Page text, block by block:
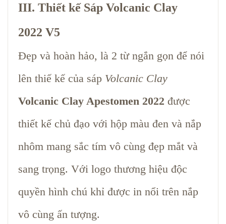
III. Thiết kế Sáp Volcanic Clay
2022 V5
Đẹp và hoàn hảo, là 2 từ ngắn gọn để nói
lên thiế kế của sáp Volcanic Clay
Volcanic Clay Apestomen 2022 được
thiết kế chủ đạo với hộp màu đen và nắp
nhôm mang sắc tím vô cùng đẹp mắt và
sang trọng. Với logo thương hiệu độc
quyền hình chú khỉ được in nổi trên nắp
vô cùng ấn tượng.